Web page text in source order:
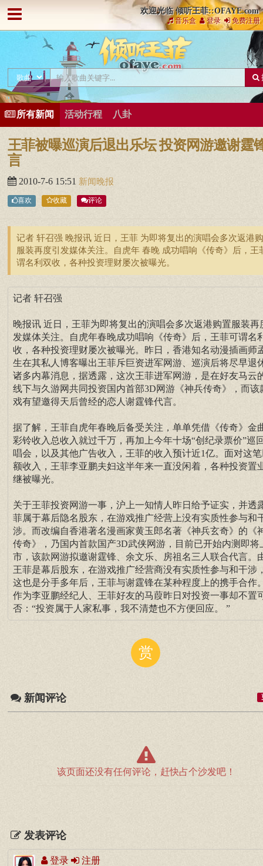
欢迎光临 倾听王菲::OFAYE.com
音乐盒 登录 免费注册
所有新闻 活动行程 八卦
王菲被曝巡演后退出乐坛 投资网游邀谢霆
言
2010-7-6 15:51 新闻晚报
喜欢 收藏 评论
记者 轩召强 晚报讯 近日，王菲 为即将复出的演唱会多次返港
服装再度引发媒体关注。自虎年 春晚 成功唱响《传奇》后，王
谓名利双收，各种投资理财屡次被曝光。
记者 轩召强
晚报讯 近日，王菲为即将复出的演唱会多次返港购置服装再
发媒体关注。自虎年春晚成功唱响《传奇》后，王菲可谓名
收，各种投资理财屡次被曝光。昨日，香港知名动漫插画师
生在其私人博客曝出王菲斥巨资进军网游、巡演后将尽早退
诸多内幕消息，据透露，这次王菲进军网游，是在好友马云
线下与久游网共同投资国内首部3D网游《神兵传奇》，而该
戏有望邀得天后曾经的恋人谢霆锋代言。
据了解，王菲自虎年春晚后备受关注，单单凭借《传奇》金
彩铃收入总收入就过千万，再加上今年十场“创纪录票价”巡
唱会，以及其他广告收入，王菲的收入预计近1亿。面对这
额收入，王菲李亚鹏夫妇这半年来一直没闲着，各种投资置
继被曝光。
关于王菲投资网游一事，沪上一知情人昨日给予证实，并透
菲属于幕后隐名股东，在游戏推广经营上没有实质性参与和
涉。而改编自香港著名漫画家黄玉郎名著《神兵玄奇》的《
传奇》，乃国内首款国产3D武侠网游，目前已开始内测即将
市，该款网游拟邀谢霆锋、余文乐、房祖名三人联合代言。
王菲是幕后股东，在游戏推广经营商没有实质性参与和干涉
这也是分手多年后，王菲与谢霆锋在某种程度上的携手合作
作为李亚鹏经纪人、王菲好友的马葭昨日对投资一事却不置
否：“投资属于人家私事，我不清楚也不方便回应。 ”
赏
新闻评论
该页面还没有任何评论，赶快占个沙发吧！
发表评论
登录 注册